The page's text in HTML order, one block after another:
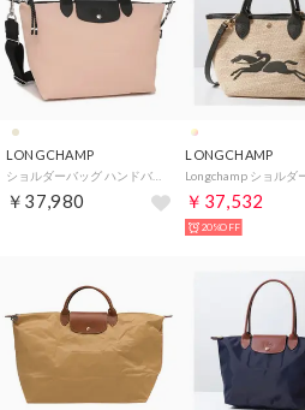
LONGCHAMP
￥37,980
LONGCHAMP
￥37,532
20%OFF